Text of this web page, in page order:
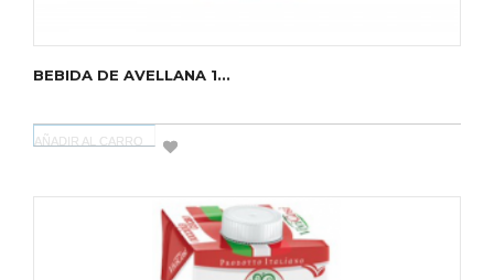
BEBIDA DE AVELLANA 1...
AÑADIR AL CARRO